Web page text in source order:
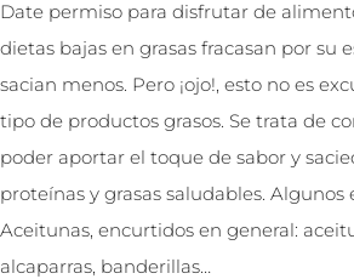
Date permiso para disfrutar de
dietas bajas en grasas fracasan por su
sacian menos. Pero ¡ojo!, esto no es
tipo de productos grasos. Se trata de
poder aportar el toque de sabor y
proteínas y grasas saludables. Algunos
Aceitunas, encurtidos en general:
alcaparras, banderillas…